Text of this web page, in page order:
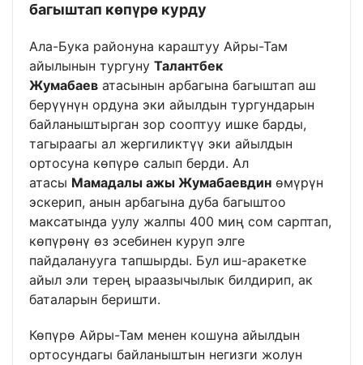
багыштап көпүрө курду
Ала-Бука районуна караштуу Айры-Там
айылынын тургуну Талантбек
Жумабаев атасынын арбагына багыштап аш
берүүнүн ордуна эки айылдын тургундарын
байланыштырган зор сооптуу ишке барды,
тагыраагы ал жергиликтүү эки айылдын
ортосуна көпүрө салып берди. Ал
атасы Мамадалы ажы Жумабаевдин ѳмүрүн
эскерип, анын арбагына дуба багыштоо
максатында уулу жалпы 400 миң сом сарптап,
көпүрөнү өз эсебинен куруп элге
пайдаланууга тапшырды. Бул иш-аракетке
айыл эли терең ыраазычылык билдирип, ак
баталарын беришти.
Көпүрө Айры-Там менен кошуна айылдын
ортосундагы байланыштын негизги жолун